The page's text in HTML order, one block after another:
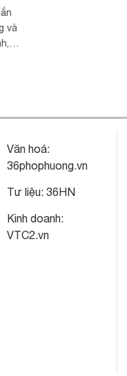
và
Văn hoá:
36phophuong.vn
Tư liệu: 36HN
Kinh doanh:
VTC2.vn